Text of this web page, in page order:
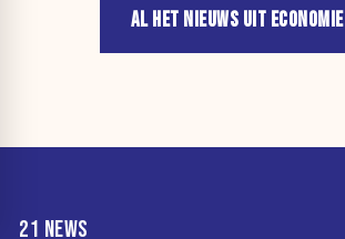
AL HET NIEUWS UIT ECONOMIE
21 NEWS